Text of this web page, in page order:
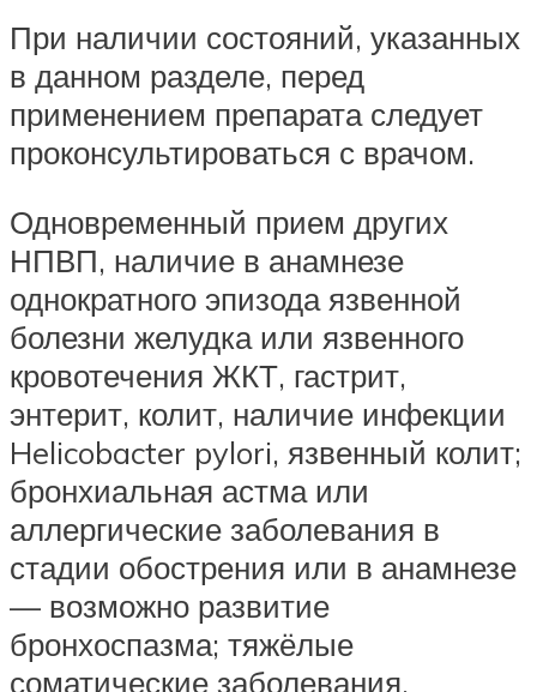
При наличии состояний, указанных
в данном разделе, перед
применением препарата следует
проконсультироваться с врачом.
Одновременный прием других
НПВП, наличие в анамнезе
однократного эпизода язвенной
болезни желудка или язвенного
кровотечения ЖКТ, гастрит,
энтерит, колит, наличие инфекции
Helicobacter pylori, язвенный колит;
бронхиальная астма или
аллергические заболевания в
стадии обострения или в анамнезе
— возможно развитие
бронхоспазма; тяжёлые
соматические заболевания,